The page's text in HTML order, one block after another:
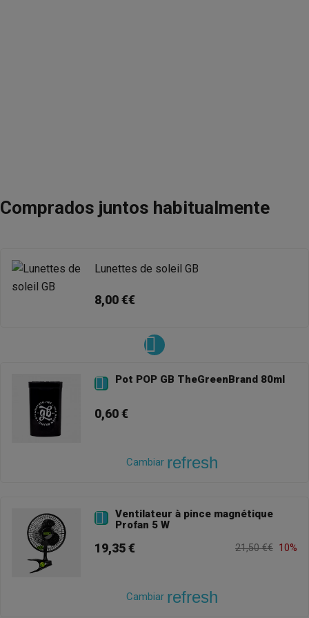
Comprados juntos habitualmente
Lunettes de soleil GB
8,00 €€
 Pot POP GB TheGreenBrand 80ml
0,60 €
Cambiar refresh

Ventilateur à pince magnétique
Profan 5 W
19,35 € 21,50 €€ 10%
Cambiar refresh